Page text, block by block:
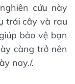
cứu này
trái cây và rau
bảo vệ bạn
càng trở nên
nay./.